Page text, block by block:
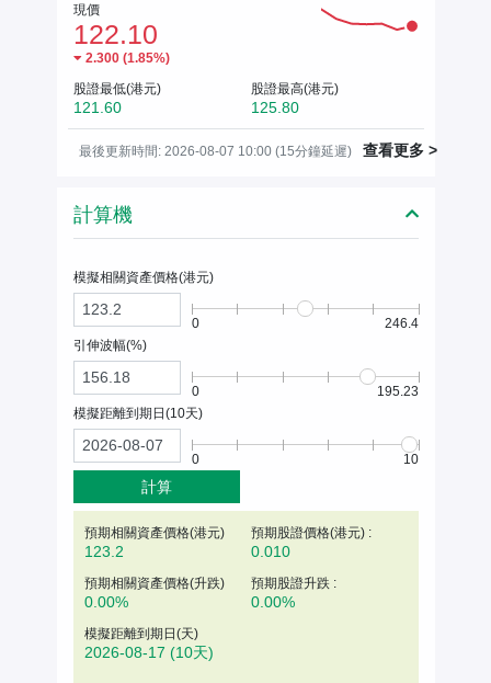
現價
122.10
2.300(1.85%)
股證最低(港元)
121.60
股證最高(港元)
125.80
最後更新時間: 2026-08-07 10:00 (15分鐘延遲) 查看更多 >
計算機
模擬相關資產價格(港元)
0
246.4
引伸波幅(%)
0
195.23
模擬距離到期日(10天)
0 10
計算
預期相關資產價格(港元)
123.2
預期股證價格(港元) :
0.010
預期相關資產價格(升跌)
0.00%
預期股證升跌 :
0.00%
模擬距離到期日(天)
2026-08-17 (10天)